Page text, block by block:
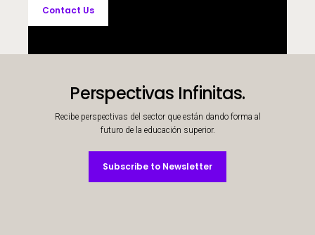
Contact Us
Perspectivas Infinitas.
Recibe perspectivas del sector que están dando forma al
futuro de la educación superior.
Subscribe to Newsletter
Subscribe to Newsletter